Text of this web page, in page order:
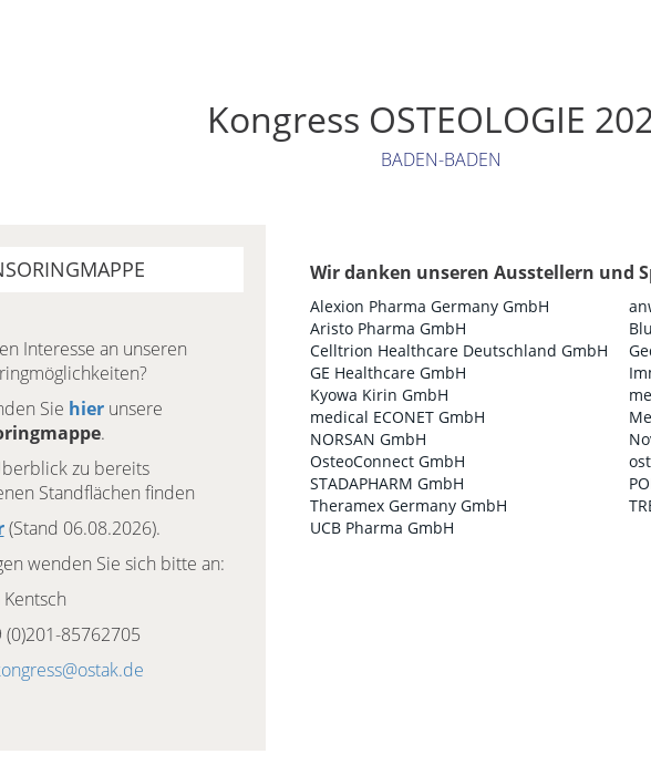
Kongress OSTEOLOGIE
BADEN-BADEN
Interesse an unseren
Sie hierunsere
.
zu bereits
Standflächen finden
(Stand 06.08.2026).
wenden Sie sich bitte an:
(0)201-85762705
Wir danken unseren Ausstellern und
Alexion Pharma Germany GmbH
Aristo Pharma GmbH
Celltrion Healthcare Deutschland GmbH
GE Healthcare GmbH
Kyowa Kirin GmbH
medical ECONET GmbH
NORSAN GmbH
OsteoConnect GmbH
STADAPHARM GmbH
Theramex Germany GmbH
UCB Pharma GmbH